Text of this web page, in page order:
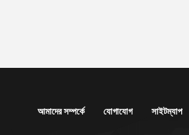
আমাদের সম্পর্কে যোগাযোগ সাইটম্যাপ